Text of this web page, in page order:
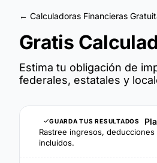
← Calculadoras Financieras
Gratis
Estima tu obligación de
federales, estatales y
GUARDA TUS RESULTADOS
Rastree ingresos,
incluidos.